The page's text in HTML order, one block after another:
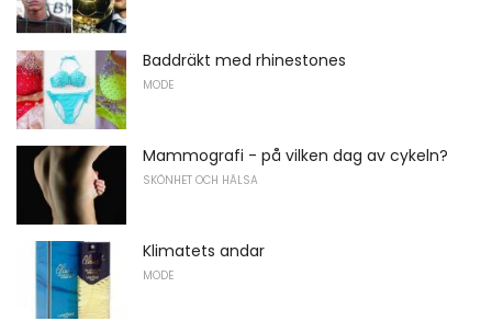
Baddräkt med rhinestones
MODE
Mammografi - på vilken dag av cykeln?
SKÖNHET OCH HÄLSA
Klimatets andar
MODE